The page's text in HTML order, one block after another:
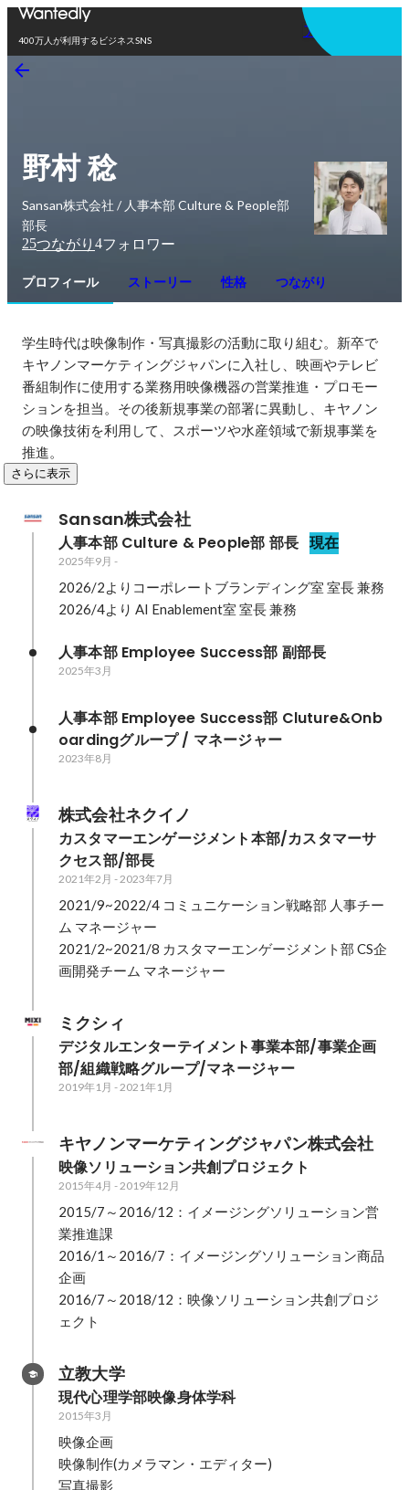
400万人が利用するビジネスSNS
アプリを使う
野村 稔
Sansan株式会社 / 人事本部 Culture & People部
部長
25つながり 4フォロワー
プロフィール ストーリー 性格 つながり
学生時代は映像制作・写真撮影の活動に取り組む。新卒で
キヤノンマーケティングジャパンに入社し、映画やテレビ
番組制作に使用する業務用映像機器の営業推進・プロモー
ションを担当。その後新規事業の部署に異動し、キヤノン
の映像技術を利用して、スポーツや水産領域で新規事業を
推進。
さらに表示
Sansan株式会社
人事本部 Culture & People部 部長 現在
2025年9月 -
2026/2よりコーポレートブランディング室 室長 兼務
2026/4より AI Enablement室 室長 兼務
人事本部 Employee Success部 副部長
2025年3月
人事本部 Employee Success部 Cluture&Onb
oardingグループ / マネージャー
2023年8月
株式会社ネクイノ
カスタマーエンゲージメント本部/カスタマーサ
クセス部/部長
2021年2月 -2023年7月
2021/9~2022/4 コミュニケーション戦略部 人事チー
ム マネージャー
2021/2~2021/8 カスタマーエンゲージメント部 CS企
画開発チーム マネージャー
ミクシィ
デジタルエンターテイメント事業本部/事業企画
部/組織戦略グループ/マネージャー
2019年1月 -2021年1月
キヤノンマーケティングジャパン株式会社
映像ソリューション共創プロジェクト
2015年4月 -2019年12月
2015/7～2016/12：イメージングソリューション営
業推進課
2016/1～2016/7：イメージングソリューション商品
企画
2016/7～2018/12：映像ソリューション共創プロジ
ェクト
立教大学
現代心理学部映像身体学科
2015年3月
映像企画
映像制作(カメラマン・エディター)
写真撮影